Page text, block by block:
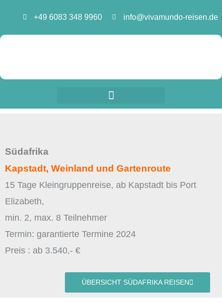
springen
+49 6083 348 9960 info@vivamundo-reisen.de
Südafrika
Kapstadt, Weinland und Gartenroute
15 Tage Kleingruppenreise, ab Kapstadt bis Port
Elizabeth,
min. 2, max. 8 Teilnehmer
Termin: garantierte Termine 2024
Preis : ab 3.540,- €
ÜBERSICHT SÜDAFRIKA REISEN